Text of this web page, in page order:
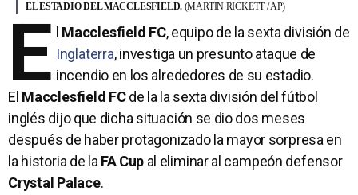
EL ESTADIO DEL MACCLESFIELD. (MARTIN RICKETT / AP)
E Macclesfield FC, equipo de la sexta división de
Inglaterra, investiga un presunto ataque de
incendio en los alrededores de su estadio.
El Macclesfield FCde la la sexta división del fútbol
inglés dijo que dicha situación se dio dos meses
después de haber protagonizado la mayor sorpresa en
la historia de laFA Cup al eliminar al campeón defensor
Crystal Palace.